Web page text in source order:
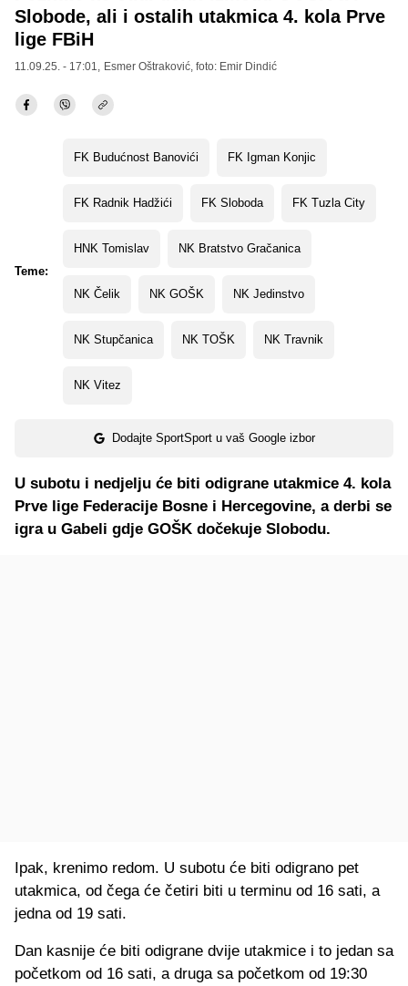
Slobode, ali i ostalih utakmica 4. kola Prve
lige FBiH
11.09.25. - 17:01, Esmer Oštraković , foto: Emir Dindić
Teme:
FK Budućnost Banovići FK Igman Konjic
FK Radnik Hadžići FK Sloboda FK Tuzla City
HNK Tomislav NK Bratstvo Gračanica
NK Čelik NK GOŠK NK Jedinstvo
NK Stupčanica NK TOŠK NK Travnik
NK Vitez
Dodajte SportSport u vaš Google izbor
U subotu i nedjelju će biti odigrane utakmice 4. kola
Prve lige Federacije Bosne i Hercegovine, a derbi se
igra u Gabeli gdje GOŠK dočekuje Slobodu.
Ipak, krenimo redom. U subotu će biti odigrano pet
utakmica, od čega će četiri biti u terminu od 16 sati, a
jedna od 19 sati.
Dan kasnije će biti odigrane dvije utakmice i to jedan sa
početkom od 16 sati, a druga sa početkom od 19:30